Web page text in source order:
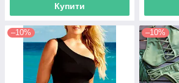
Купити
–10% –10%